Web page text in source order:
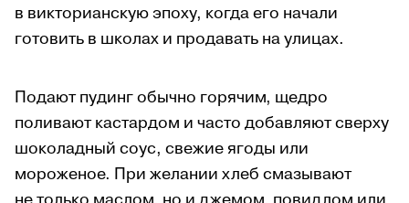
в викторианскую эпоху, когда его начали
готовить в школах и продавать на улицах.
Подают пудинг обычно горячим, щедро
поливают кастардом и часто добавляют сверху
шоколадный соус, свежие ягоды или
мороженое. При желании хлеб смазывают